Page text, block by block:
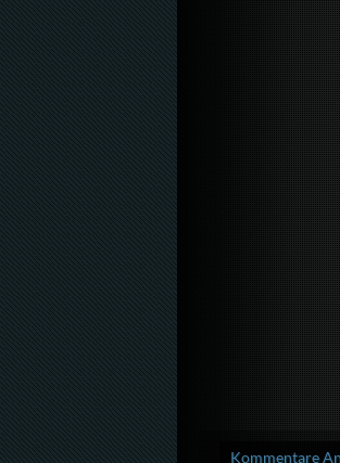
Kommentare